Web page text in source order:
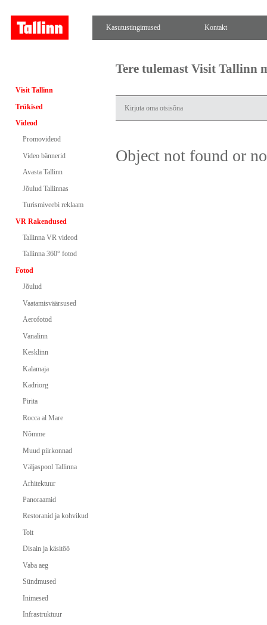
Kasutustingimused Kontakt
Visit Tallinn
Trükised
Videod
Promovideod
Video bännerid
Avasta Tallinn
Jõulud Tallinnas
Turismiveebi reklaam
VR Rakendused
Tallinna VR videod
Tallinna 360° fotod
Fotod
Jõulud
Vaatamisväärsused
Aerofotod
Vanalinn
Kesklinn
Kalamaja
Kadriorg
Pirita
Rocca al Mare
Nõmme
Muud piirkonnad
Väljaspool Tallinna
Arhitektuur
Panoraamid
Restoranid ja kohvikud
Toit
Disain ja käsitöö
Vaba aeg
Sündmused
Inimesed
Infrastruktuur
Tere tulemast Visit Tallinn
Object not found or